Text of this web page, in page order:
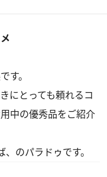
す。
にとっても頼れるコ
中の優秀品をご紹介
のパラドゥです。